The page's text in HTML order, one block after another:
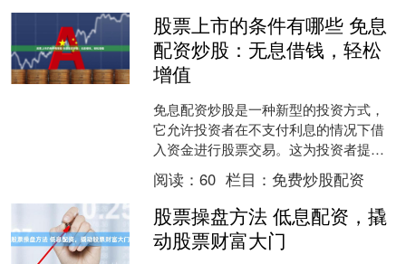
股票上市的条件有哪些 免息
配资炒股：无息借钱，轻松
增值
免息配资炒股是一种新型的投资方式，
它允许投资者在不支付利息的情况下借
入资金进行股票交易。这为投资者提供
了杠杆效应，让他们可以用更少的资金
投资更多的股票，从而获得....
阅读： 60 栏目： 免费炒股配资
股票操盘方法 低息配资，撬
动股票财富大门